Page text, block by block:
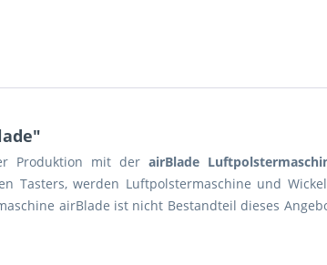
Produktion mit der airBlade
Tasters, werden Luftpolstermaschine und
airBlade ist nicht Bestandteil dieses